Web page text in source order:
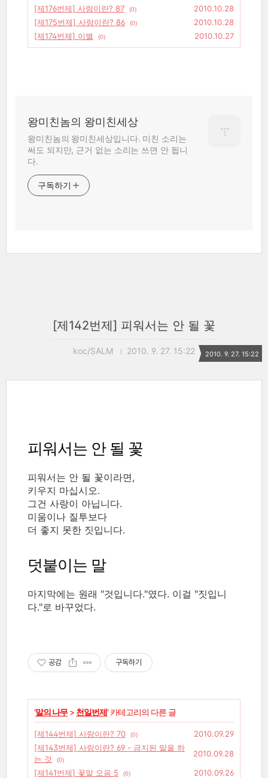
[제176번제] 사랑이란? 87
(0)
2010.10.28
[제175번제] 사랑이란? 86
(0)
2010.10.28
[제174번제] 이별
(0) 2010.10.27
왕미친놈의 왕미친세상
왕미친놈의 왕미친세상입니다. 미친 소리는
써도 되지만, 근거 없는 소리는 쓰면 안 됩니
다.
구독하기
[제142번제] 피워서는 안 될 꽃
koc/SALM 2010. 9. 27. 15:22 2010. 9. 27. 15:22
피워서는 안 될 꽃
피워서는 안 될 꽃이라면,
키우지 마십시오.
그건 사랑이 아닙니다.
미움이나 질투보다
더 좋지 못한 짓입니다.
덧붙이는 말
마지막에는 원래 "것입니다."였다. 이걸 "짓입니
다."로 바꾸었다.
공감 구독하기
'말의 나무> 천일번제' 카테고리의 다른 글
[제144번제] 사랑이란? 70 (0)
2010.09.29
[제143번제] 사랑이란? 69 - 금지된 말을 하
는 것
(0)
2010.09.28
[제141번제] 꽃말 모음 5
(0)
2010.09.26